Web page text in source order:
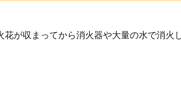
が収まってから消火器や大量の水で消火